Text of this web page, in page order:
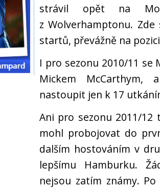
strávil opět na
z Wolverhamptonu.
startů, převážně na
I pro sezonu 2010/11
Mickem McCarthym,
nastoupit jen k 17
Ani pro sezonu 2011/12
mohl probojovat do
dalším hostováním v
lepšímu Hamburku.
nejsou zatím známy.